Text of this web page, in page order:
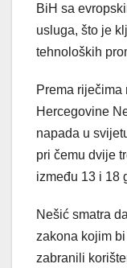
BiH sa
usluga, što je
tehnoloških
Prema riječima
Hercegovine
napada u
pri čemu dvije
između 13 i 18
Nešić smatra
zakona kojim
zabranili